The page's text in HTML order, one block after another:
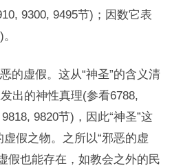
9300, 9495节)；因数它表
的虚假。这从“神圣”的含义清
出的神性真理(参看6788,
9820节)，因此“神圣”这
假之物。之所以“邪恶的虚
假也能存在，如教会之外的民